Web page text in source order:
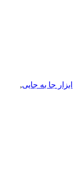
ابزار جا به جایی,